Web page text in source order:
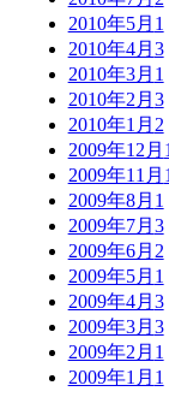
2010年5月 1
2010年4月 3
2010年3月 1
2010年2月 3
2010年1月 2
2009年12月 1
2009年11月 1
2009年8月 1
2009年7月 3
2009年6月 2
2009年5月 1
2009年4月 3
2009年3月 3
2009年2月 1
2009年1月 1